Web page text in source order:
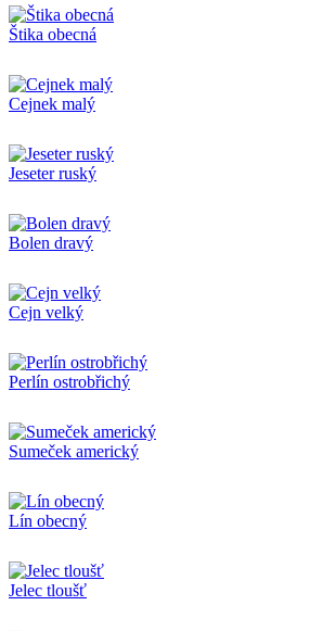
Štika obecná
Cejnek malý
Jeseter ruský
Bolen dravý
Cejn velký
Perlín ostrobřichý
Sumeček americký
Lín obecný
Jelec tloušť